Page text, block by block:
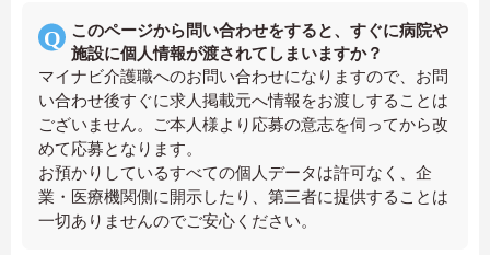
このページから問い合わせをすると、すぐに病院や
施設に個人情報が渡されてしまいますか？
マイナビ介護職へのお問い合わせになりますので、お問
い合わせ後すぐに求人掲載元へ情報をお渡しすることは
ございません。ご本人様より応募の意志を伺ってから改
めて応募となります。
お預かりしているすべての個人データは許可なく、企
業・医療機関側に開示したり、第三者に提供することは
一切ありませんのでご安心ください。